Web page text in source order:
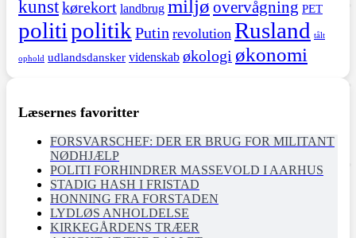
kunstkørekort landbrug miljø overvågning PET
politipolitik Putin revolution Rusland tålt
ophold udlandsdansker videnskab økologi økonomi
Læsernes favoritter
FORSVARSCHEF: DER ER BRUG FOR MILITANT
NØDHJÆLP
POLITI FORHINDRER MASSEVOLD I AARHUS
STADIG HASH I FRISTAD
HONNING FRA FORSTADEN
LYDLØS ANHOLDELSE
KIRKEGÅRDENS TRÆER